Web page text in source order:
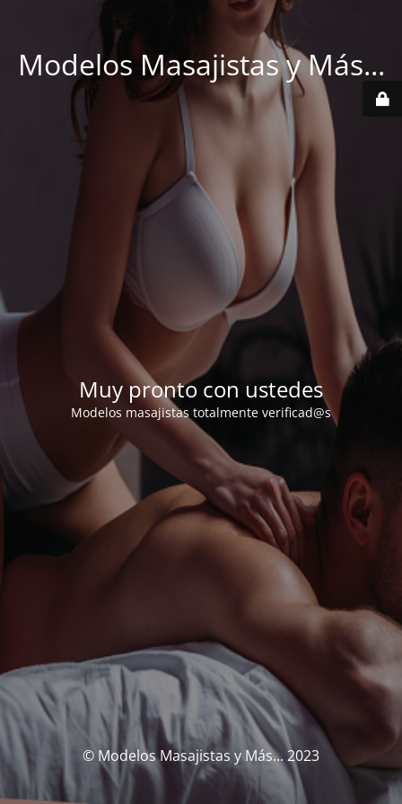
Modelos Masajistas y Más...
Muy pronto con ustedes
Modelos masajistas totalmente verificad@s
© Modelos Masajistas y Más... 2023